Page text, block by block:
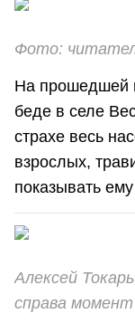
Фото:
На прошедшей
беде в селе
страхе весь
взрослых,
показывать
Алексей
справа